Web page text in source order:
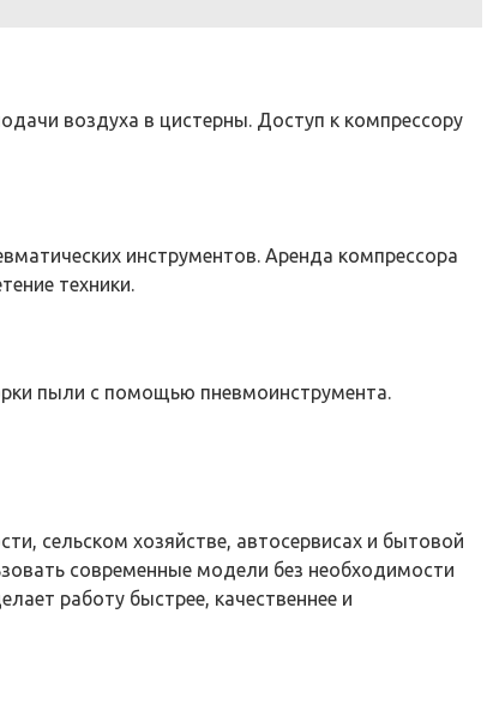
воздуха в цистерны. Доступ к компрессору
инструментов. Аренда компрессора
техники.
пыли с помощью пневмоинструмента.
сельском хозяйстве, автосервисах и бытовой
современные модели без необходимости
работу быстрее, качественнее и